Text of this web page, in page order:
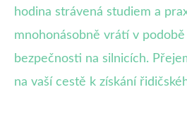
hodina strávená studiem a
mnohonásobně vrátí v
bezpečnosti na silnicích.
na vaší cestě k získání